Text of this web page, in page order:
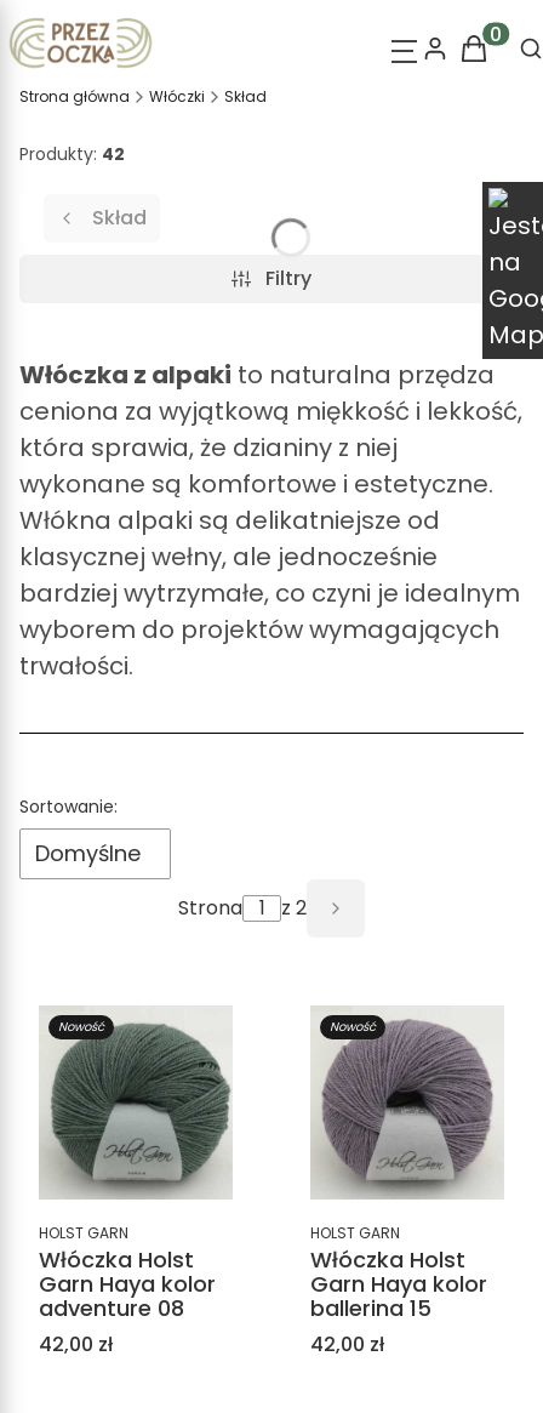
Strona główna Włóczki Skład
Produkty: 42
Skład
Filtry
Włóczka z alpaki to naturalna przędza
ceniona za wyjątkową miękkość i lekkość,
która sprawia, że dzianiny z niej
wykonane są komfortowe i estetyczne.
Włókna alpaki są delikatniejsze od
klasycznej wełny, ale jednocześnie
bardziej wytrzymałe, co czyni je idealnym
wyborem do projektów wymagających
trwałości.
Lista produktów
Sortowanie:
Domyślne
Strona z 2 Następne
Nowość
HOLST GARN
Włóczka Holst
Garn Haya kolor
adventure 08
Cena
42,00 zł
Nowość
HOLST GARN
Włóczka Holst
Garn Haya kolor
ballerina 15
Cena
42,00 zł